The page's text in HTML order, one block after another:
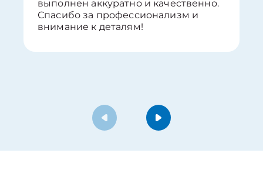
выполнен аккуратно и качественно.
Спасибо за профессионализм и
внимание к деталям!